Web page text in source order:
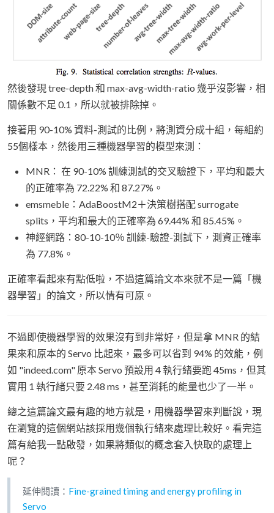
然後發現 tree-depth 和 max-avg-width-ratio 幾乎沒影響，相
關係數不足 0.1，所以就被排除掉。
接著用 90-10% 資料-測試的比例，將測資分成十組，每組約
55個樣本，然後用三種機器學習的模型來測：
MNR： 在 90-10% 訓練測試的交叉驗證下，平均和最大
的正確率為 72.22% 和 87.27%。
emsmeble：AdaBoostM2＋決策樹搭配 surrogate
splits，平均和最大的正確率為 69.44% 和 85.45%。
神經網路：80-10-10％ 訓練-驗證-測試下，測資正確率
為 77.8%。
正確率看起來有點低啦，不過這篇論文本來就不是一篇「機
器學習」的論文，所以情有可原。
不過即使機器學習的效果沒有到非常好，但是拿 MNR 的結
果來和原本的 Servo 比起來，最多可以省到 94% 的效能，例
如 "indeed.com" 原本 Servo 預設用 4 執行緒要跑 45ms，但其
實用 1 執行緒只要 2.48 ms，甚至消耗的能量也少了一半。
總之這篇論文最有趣的地方就是，用機器學習來判斷說，現
在瀏覽的這個網站該採用幾個執行緒來處理比較好。看完這
篇有給我一點啟發，如果將類似的概念套入快取的處理上
呢？
延伸閱讀： Fine-grained timing and energy profiling in
Servo